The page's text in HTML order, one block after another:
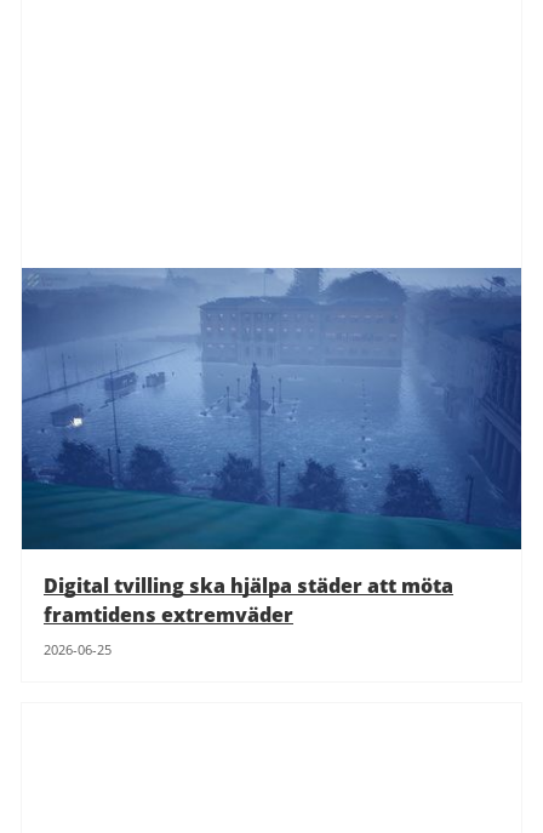
Digital tvilling ska hjälpa städer att möta
framtidens extremväder
2026-06-25